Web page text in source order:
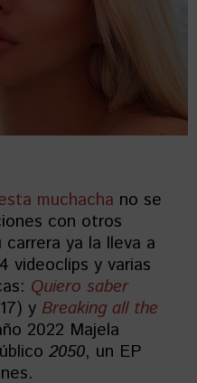
muchacha no se
con otros
ya la lleva a
videoclips y varias
Quiero saber
y Breaking all the
2022 Majela
2050, un EP